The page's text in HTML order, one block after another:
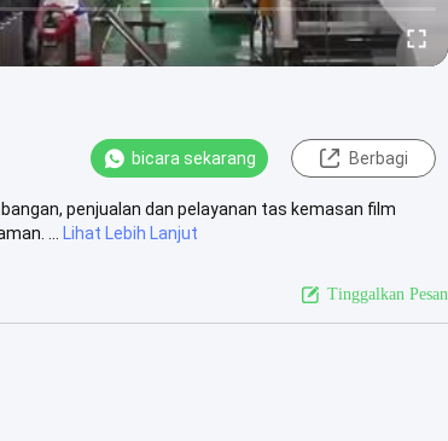
bicara sekarang Berbagi
penjualan dan pelayanan tas kemasan film
...
Lihat Lebih Lanjut
Tinggalkan Pesan